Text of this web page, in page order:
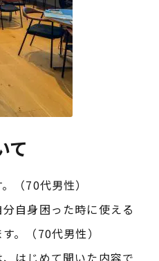
て
（70代男性）
自身困った時に使える
。（70代男性）
はじめて聞いた内容で